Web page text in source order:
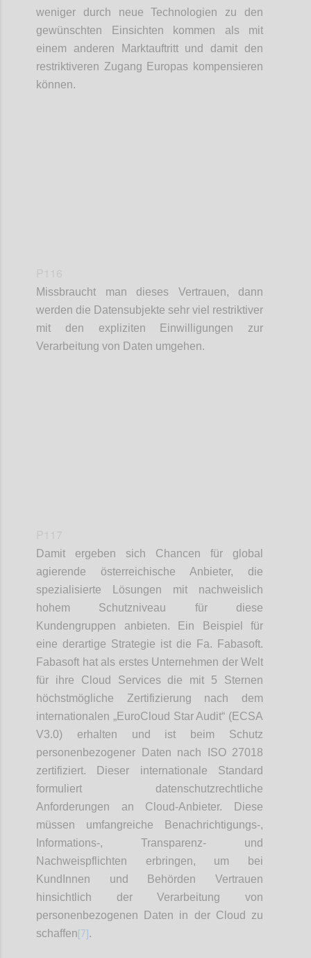
weniger durch neue Technologien zu den
gewünschten Einsichten kommen als mit
einem anderen Marktauftritt und damit den
restriktiveren Zugang Europas kompensieren
können.
Missbraucht man dieses Vertrauen, dann
werden die Datensubjekte sehr viel restriktiver
mit den expliziten Einwilligungen zur
Verarbeitung von Daten umgehen.
Damit ergeben sich Chancen für global
agierende österreichische Anbieter, die
spezialisierte Lösungen mit nachweislich
hohem Schutzniveau für diese
Kundengruppen anbieten. Ein Beispiel für
eine derartige Strategie ist die Fa. Fabasoft.
Fabasoft hat als erstes Unternehmen der Welt
für ihre Cloud Services die mit 5 Sternen
höchstmögliche Zertifizierung nach dem
internationalen „EuroCloud Star Audit“ (ECSA
V3.0) erhalten und ist beim Schutz
personenbezogener Daten nach ISO 27018
zertifiziert. Dieser internationale Standard
formuliert datenschutzrechtliche
Anforderungen an Cloud-Anbieter. Diese
müssen umfangreiche Benachrichtigungs-,
Informations-, Transparenz- und
Nachweispflichten erbringen, um bei
KundInnen und Behörden Vertrauen
hinsichtlich der Verarbeitung von
personenbezogenen Daten in der Cloud zu
schaffen[7].